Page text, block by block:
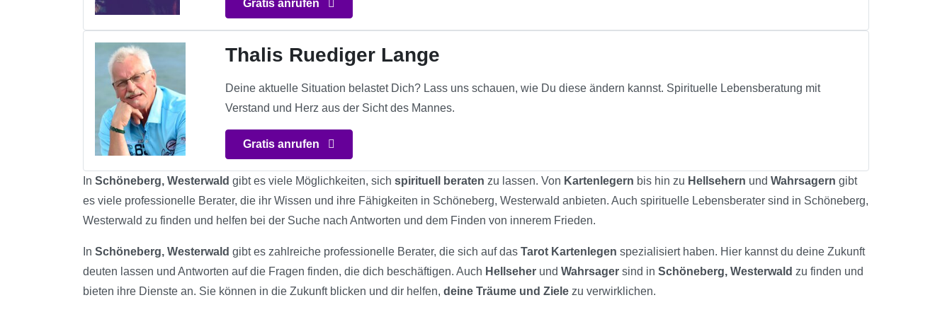
Gratis anrufen
Thalis Ruediger Lange
Deine aktuelle Situation belastet Dich? Lass uns schauen, wie Du diese ändern kannst. Spirituelle Lebensberatung mit
Verstand und Herz aus der Sicht des Mannes.
Gratis anrufen
In Schöneberg, Westerwald gibt es viele Möglichkeiten, sich spirituell beraten zu lassen. Von Kartenlegern bis hin zu Hellsehern und Wahrsagern gibt
es viele professionelle Berater, die ihr Wissen und ihre Fähigkeiten in Schöneberg, Westerwald anbieten. Auch spirituelle Lebensberater sind in Schöneberg,
Westerwald zu finden und helfen bei der Suche nach Antworten und dem Finden von innerem Frieden.
In Schöneberg, Westerwald gibt es zahlreiche professionelle Berater, die sich auf das Tarot Kartenlegen spezialisiert haben. Hier kannst du deine Zukunft
deuten lassen und Antworten auf die Fragen finden, die dich beschäftigen. Auch Hellseher und Wahrsager sind in Schöneberg, Westerwald zu finden und
bieten ihre Dienste an. Sie können in die Zukunft blicken und dir helfen, deine Träume und Ziele zu verwirklichen.